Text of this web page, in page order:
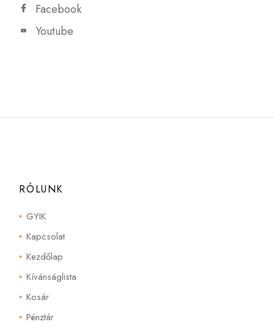
Facebook
Youtube
RÓLUNK
GYIK
Kapcsolat
Kezdőlap
Kívánságlista
Kosár
Pénztár